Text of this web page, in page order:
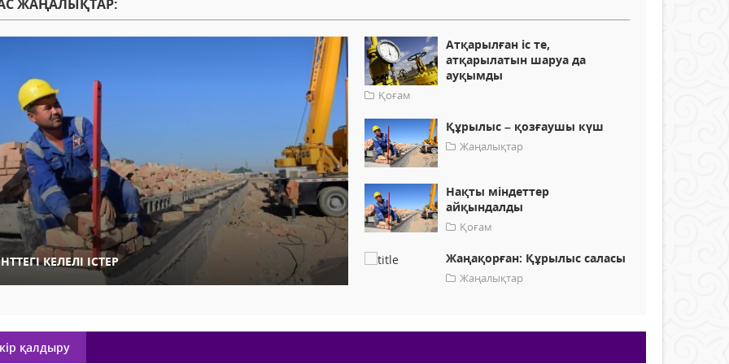
ЖАҢАЛЫҚТАР:
КЕЛЕЛІ ІСТЕР
Атқарылған іс те,
атқарылатын шаруа да
ауқымды
Қоғам
Құрылыс – қозғаушы күш
Жаңалықтар
Нақты міндеттер
айқындалды
Қоғам
Жаңақорған: Құрылыс саласы
Жаңалықтар
қалдыру